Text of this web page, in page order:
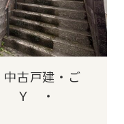
中古戸建・ご
Ｙ ・